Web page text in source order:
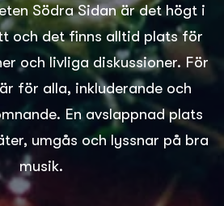
Södra Sidan är det högt i
och det finns alltid plats för
och livliga diskussioner. För
för alla, inkluderande och
En avslappnad plats
umgås och lyssnar på bra
musik.